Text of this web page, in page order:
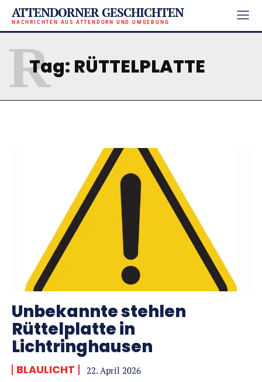
ATTENDORNER GESCHICHTEN
NACHRICHTEN AUS ATTENDORN UND UMGEBUNG
Tag: RÜTTELPLATTE
R
Unbekannte stehlen
Rüttelplatte in
Lichtringhausen
BLAULICHT 22. April 2026